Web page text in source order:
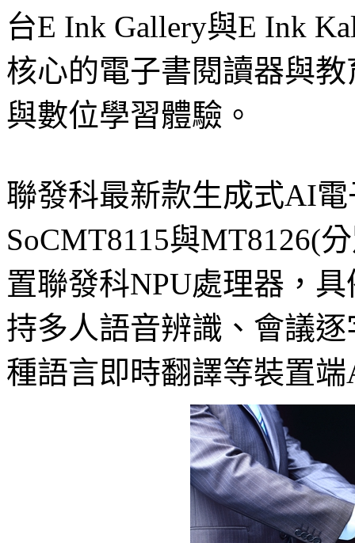
台E Ink Gallery與E Ink
核心的電子書閱讀器與
與數位學習體驗。
聯發科最新款生成式AI
SoCMT8115與MT8126(
置聯發科NPU處理器，
持多人語音辨識、會議
種語言即時翻譯等裝置